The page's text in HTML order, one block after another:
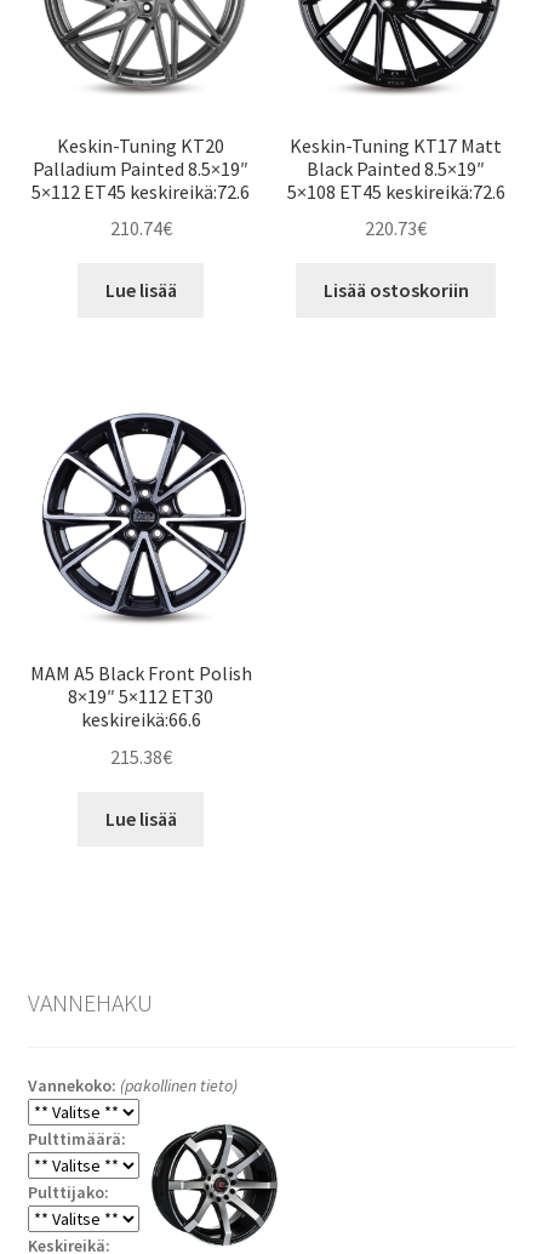
Keskin-Tuning KT20
Palladium Painted 8.5×19″
5×112 ET45 keskireikä:72.6
210.74€
Lue lisää
Keskin-Tuning KT17 Matt
Black Painted 8.5×19″
5×108 ET45 keskireikä:72.6
220.73€
Lisää ostoskoriin
MAM A5 Black Front Polish
8×19″ 5×112 ET30
keskireikä:66.6
215.38€
Lue lisää
VANNEHAKU
Vannekoko: (pakollinen tieto)
Pulttimäärä:
Pulttijako:
Keskireikä: